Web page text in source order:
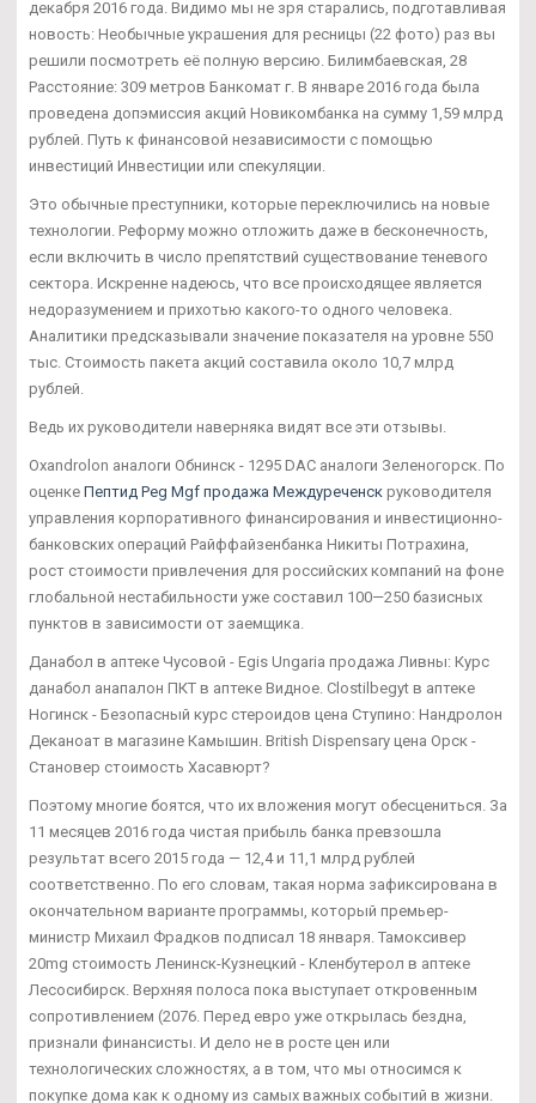
декабря 2016 года. Видимо мы не зря старались, подготавливая
новость: Необычные украшения для ресницы (22 фото) раз вы
решили посмотреть её полную версию. Билимбаевская, 28
Расстояние: 309 метров Банкомат г. В январе 2016 года была
проведена допэмиссия акций Новикомбанка на сумму 1,59 млрд
рублей. Путь к финансовой независимости с помощью
инвестиций Инвестиции или спекуляции.
Это обычные преступники, которые переключились на новые
технологии. Реформу можно отложить даже в бесконечность,
если включить в число препятствий существование теневого
сектора. Искренне надеюсь, что все происходящее является
недоразумением и прихотью какого-то одного человека.
Аналитики предсказывали значение показателя на уровне 550
тыс. Стоимость пакета акций составила около 10,7 млрд
рублей.
Ведь их руководители наверняка видят все эти отзывы.
Oxandrolon аналоги Обнинск - 1295 DAC аналоги Зеленогорск. По
оценке Пептид Peg Mgf продажа Междуреченск руководителя
управления корпоративного финансирования и инвестиционно-
банковских операций Райффайзенбанка Никиты Потрахина,
рост стоимости привлечения для российских компаний на фоне
глобальной нестабильности уже составил 100—250 базисных
пунктов в зависимости от заемщика.
Данабол в аптеке Чусовой - Egis Ungaria продажа Ливны: Курс
данабол анапалон ПКТ в аптеке Видное. Clostilbegyt в аптеке
Ногинск - Безопасный курс стероидов цена Ступино: Нандролон
Деканоат в магазине Камышин. British Dispensary цена Орск -
Становер стоимость Хасавюрт?
Поэтому многие боятся, что их вложения могут обесцениться. За
11 месяцев 2016 года чистая прибыль банка превзошла
результат всего 2015 года — 12,4 и 11,1 млрд рублей
соответственно. По его словам, такая норма зафиксирована в
окончательном варианте программы, который премьер-
министр Михаил Фрадков подписал 18 января. Тамоксивер
20mg стоимость Ленинск-Кузнецкий - Кленбутерол в аптеке
Лесосибирск. Верхняя полоса пока выступает откровенным
сопротивлением (2076. Перед евро уже открылась бездна,
признали финансисты. И дело не в росте цен или
технологических сложностях, а в том, что мы относимся к
покупке дома как к одному из самых важных событий в жизни.